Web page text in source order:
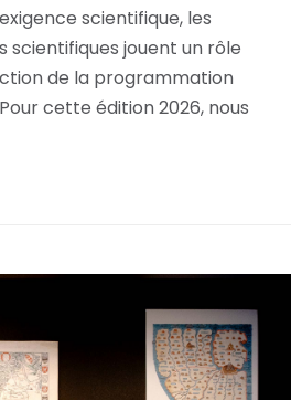
scientifique, les
jouent un rôle
de la programmation
cette édition 2026, nous